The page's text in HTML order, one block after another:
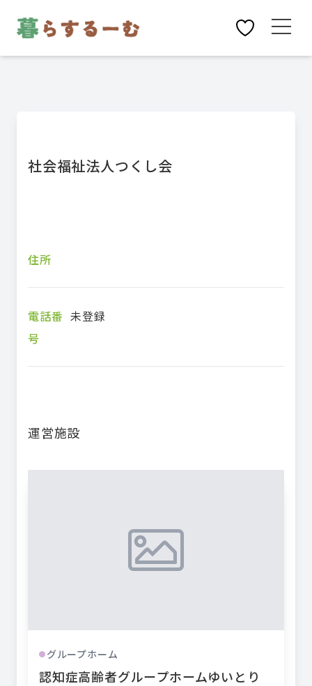
社会福祉法人つくし会
住所
電話番
号
未登録
運営施設
● グループホーム
認知症高齢者グループホームゆいとり